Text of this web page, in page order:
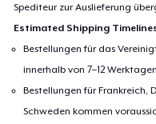
Spediteur zur Auslieferung
Estimated Shipping
Bestellungen für das
innerhalb von 7–12
Bestellungen für Frankreich,
Schweden kommen